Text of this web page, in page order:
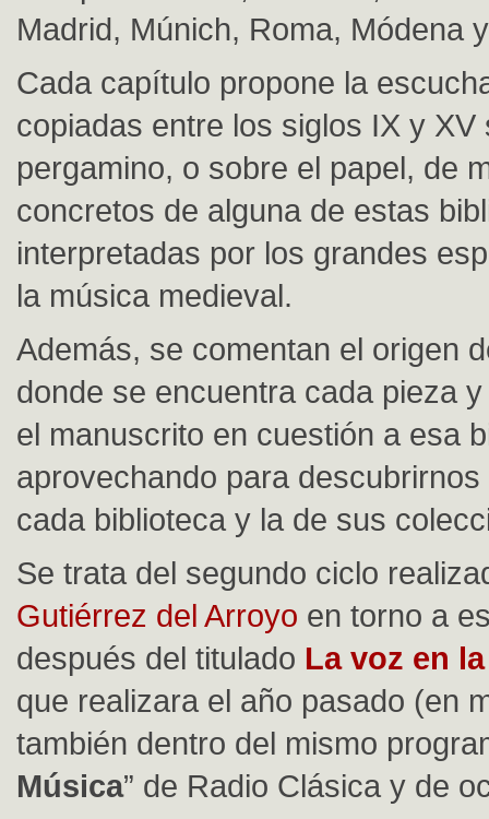
Madrid, Múnich, Roma, Módena
Cada capítulo propone la
copiadas entre los siglos IX y XV
pergamino, o sobre el papel, de
concretos de alguna de estas
interpretadas por los grandes
la música medieval.
Además, se comentan el origen
donde se encuentra cada pieza
el manuscrito en cuestión a esa
aprovechando para
cada biblioteca y la de sus
Se trata del segundo ciclo
Gutiérrez del Arroyo en torno a
después del titulado La voz en
que realizara el año pasado (en
también dentro del mismo
Música” de Radio Clásica y de